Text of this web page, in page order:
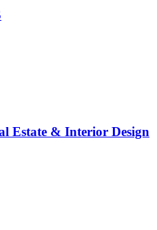
Estate & Interior Design